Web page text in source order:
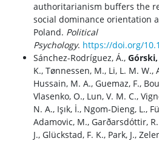
authoritarianism buffers the
social dominance orientation
Poland. Political
Psychology. https://doi.org/
Sánchez-Rodríguez, Á.,
K., Tønnessen, M., Li, L. M. W.,
Hussain, M. A., Guemaz, F.,
Vlasenko, O., Lun, V. M. C.,
N. A., Işık, İ., Ngom-Dieng, L.,
Adamovic, M., Garðarsdóttir,
J., Glückstad, F. K., Park, J.,